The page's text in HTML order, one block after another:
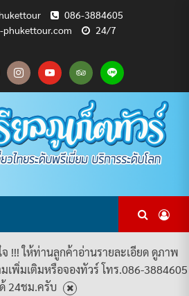
086-3884605
phukettour.com
24/7
CART
CHECKOUT
MY
ACCOUNT
SAMPLE
PAGE
ทัวร์
ทั้งหมด
บทความ
ท่อง
เที่ยว
ยินดี
ต้อนรับ
สู่
PHUKET
TOUR
เกี่ยว
กับ
เรา
แพ็คเกจ
ทัวร์
ทั้งหมด
!!! ให้ท่านลูกค้าอ่านรายละเอียด ดูภาพ
พิ่มเติมหรือจองทัวร์ โทร.086-3884605
24ชม.ครับ